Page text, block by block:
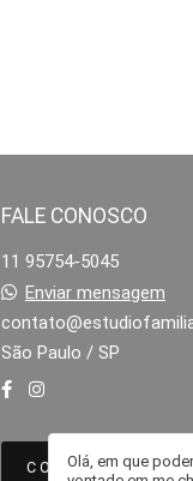
FALE CONOSCO
11 95754-5045
Enviar mensagem
São Paulo / SP
CONTATO
Olá, em que